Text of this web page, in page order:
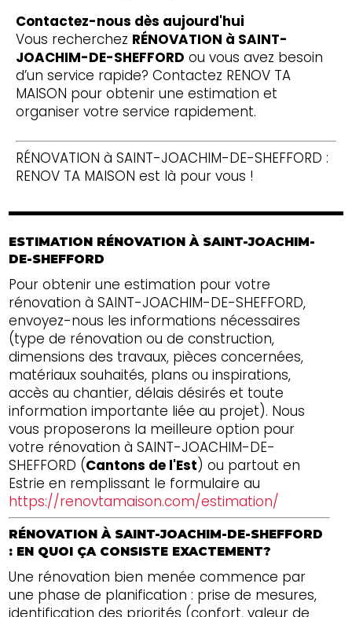
Contactez-nous dès aujourd'hui
Vous recherchez RÉNOVATION à SAINT-
JOACHIM-DE-SHEFFORD ou vous avez besoin
d’un service rapide? Contactez RENOV TA
MAISON pour obtenir une estimation et
organiser votre service rapidement.
RÉNOVATION à SAINT-JOACHIM-DE-SHEFFORD :
RENOV TA MAISON est là pour vous !
ESTIMATION RÉNOVATION À SAINT-JOACHIM-
DE-SHEFFORD
Pour obtenir une estimation pour votre
rénovation à SAINT-JOACHIM-DE-SHEFFORD,
envoyez-nous les informations nécessaires
(type de rénovation ou de construction,
dimensions des travaux, pièces concernées,
matériaux souhaités, plans ou inspirations,
accès au chantier, délais désirés et toute
information importante liée au projet). Nous
vous proposerons la meilleure option pour
votre rénovation à SAINT-JOACHIM-DE-
SHEFFORD (Cantons de l'Est) ou partout en
Estrie en remplissant le formulaire au
https://renovtamaison.com/estimation/
RÉNOVATION À SAINT-JOACHIM-DE-SHEFFORD
: EN QUOI ÇA CONSISTE EXACTEMENT?
Une rénovation bien menée commence par
une phase de planification : prise de mesures,
identification des priorités (confort, valeur de